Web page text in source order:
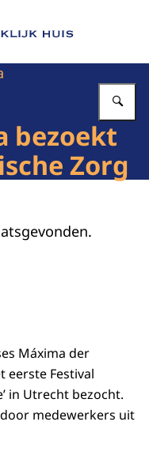
Het Koninklijk Huis
bezoekt
Zorg
Máxima der
eerste Festival
in Utrecht bezocht.
medewerkers uit